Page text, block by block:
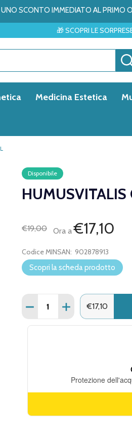
UNO SCONTO IMMEDIATO AL PRIMO
🎁 SCOPRI LE SORPRESE DEL MESE → ✨
Medicina Estetica
Disponibile
€19,00 Ora a€17,10
Codice MINSAN: 902878913
Scopri la scheda prodotto
Quantità:
DIMINUISCI QUANTITÀ DI
AUMENTA
€17,10